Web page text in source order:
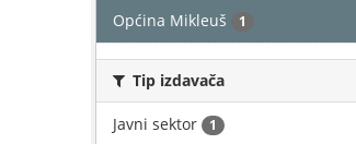
Općina Mikleuš 1
Tip izdavača
Javni sektor 1